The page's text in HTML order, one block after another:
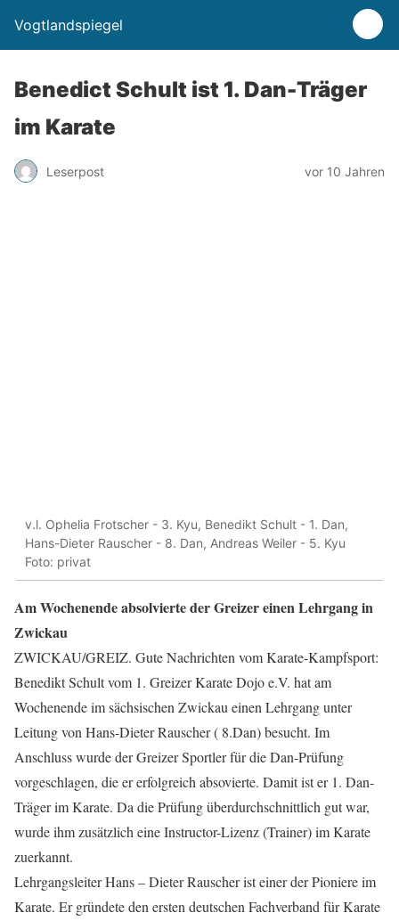
Vogtlandspiegel
Benedict Schult ist 1. Dan-Träger
im Karate
Leserpost vor 10 Jahren
v.l. Ophelia Frotscher - 3. Kyu, Benedikt Schult - 1. Dan,
Hans-Dieter Rauscher - 8. Dan, Andreas Weiler - 5. Kyu
Foto: privat
Am Wochenende absolvierte der Greizer einen Lehrgang in
Zwickau
ZWICKAU/GREIZ. Gute Nachrichten vom Karate-Kampfsport:
Benedikt Schult vom 1. Greizer Karate Dojo e.V. hat am
Wochenende im sächsischen Zwickau einen Lehrgang unter
Leitung von Hans-Dieter Rauscher ( 8.Dan) besucht. Im
Anschluss wurde der Greizer Sportler für die Dan-Prüfung
vorgeschlagen, die er erfolgreich absovierte. Damit ist er 1. Dan-
Träger im Karate. Da die Prüfung überdurchschnittlich gut war,
wurde ihm zusätzlich eine Instructor-Lizenz (Trainer) im Karate
zuerkannt.
Lehrgangsleiter Hans – Dieter Rauscher ist einer der Pioniere im
Karate. Er gründete den ersten deutschen Fachverband für Karate